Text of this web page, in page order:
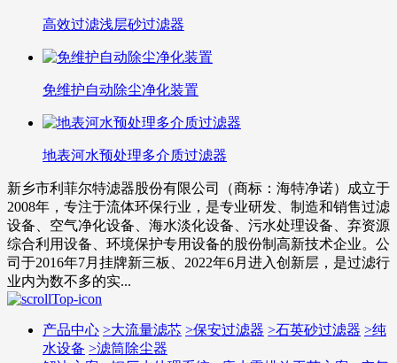
高效过滤浅层砂过滤器
免维护自动除尘净化装置
地表河水预处理多介质过滤器
新乡市利菲尔特滤器股份有限公司（商标：海特净诺）成立于
2008年，专注于流体环保行业，是专业研发、制造和销售过滤
设备、空气净化设备、海水淡化设备、污水处理设备、弃资源
综合利用设备、环境保护专用设备的股份制高新技术企业。公
司于2016年7月挂牌新三板、2022年6月进入创新层，是过滤行
业内为数不多的实...
产品中心 >大流量滤芯 >保安过滤器 >石英砂过滤器 >纯
水设备 >滤筒除尘器